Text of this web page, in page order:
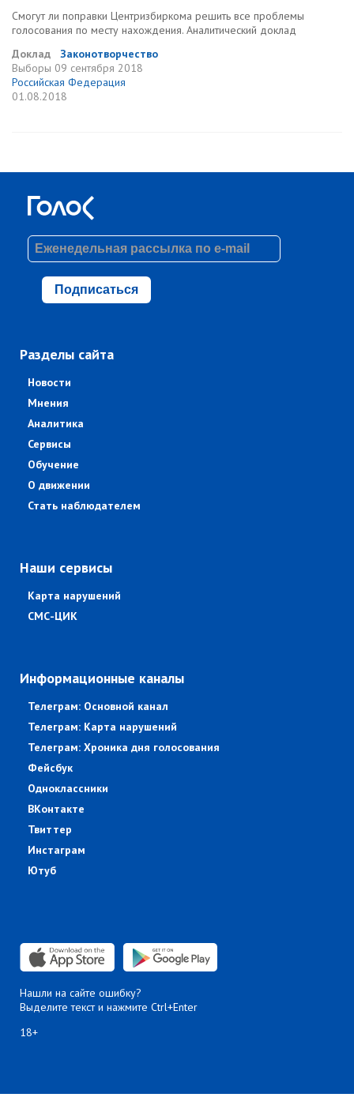
Смогут ли поправки Центризбиркома решить все проблемы
голосования по месту нахождения. Аналитический доклад
Доклад
Законотворчество
Выборы 09 сентября 2018
Российская Федерация
01.08.2018
Подписаться
Разделы сайта
Новости
Мнения
Аналитика
Сервисы
Обучение
О движении
Стать наблюдателем
Наши сервисы
Карта нарушений
СМС-ЦИК
Информационные каналы
Телеграм: Основной канал
Телеграм: Карта нарушений
Телеграм: Хроника дня голосования
Фейсбук
Одноклассники
ВКонтакте
Твиттер
Инстаграм
Ютуб
Нашли на сайте ошибку?
Выделите текст и нажмите Ctrl+Enter
18+